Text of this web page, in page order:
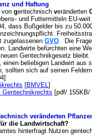
und Haftung
von gentechnisch veränderten
und Futtermitteln EU-
dass Bußgelder bis zu
zugelassenen GVO. Die
Landwirte befürchten eine
Gentechnikgesetz bleibt.
einen beliebigen Landwirt aus
sollten sich auf seinen Feldern
[BMVEL]
Gentechnikrechts [pdf/ 155KB/
veränderten
die Landwirtschaft?
hinterfragt Nutzen